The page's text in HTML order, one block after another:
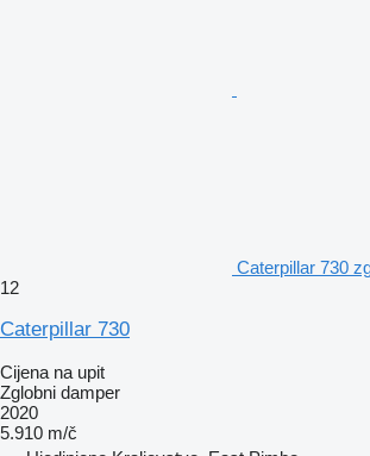
Caterpillar 730
12
Caterpillar 730
Cijena na upit
Zglobni damper
2020
5.910 m/č